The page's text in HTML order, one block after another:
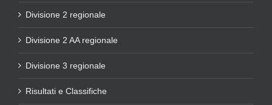
Divisione 2 regionale
Divisione 2 AA regionale
Divisione 3 regionale
Risultati e Classifiche